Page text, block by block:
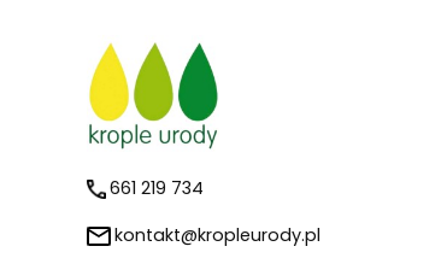
661 219 734
kontakt@kropleurody.pl